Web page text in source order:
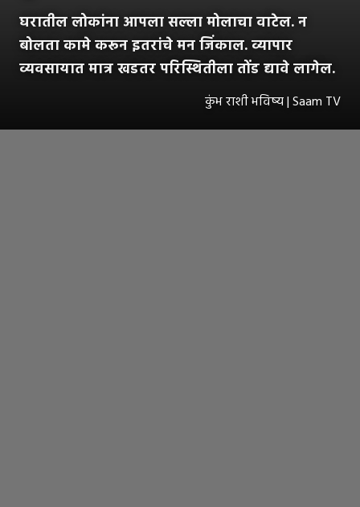
घरातील लोकांना आपला सल्ला मोलाचा वाटेल. न
बोलता कामे करून इतरांचे मन जिंकाल. व्यापार
व्यवसायात मात्र खडतर परिस्थितीला तोंड द्यावे लागेल.
कुंभ राशी भविष्य | Saam TV